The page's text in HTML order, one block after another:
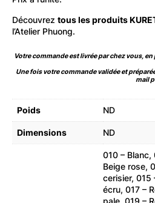
Découvrez tous les produits
l’Atelier Phuong.
Votre commande est livrée par chez vous,
Une fois votre commande validée et
mail
Poids ND
Dimensions ND
010 – Blanc,
Beige rose,
cerisier, 015
écru, 017 –
pale, 019 –